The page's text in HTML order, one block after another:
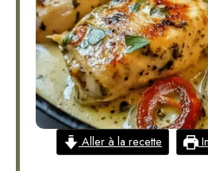
Aller à la recette